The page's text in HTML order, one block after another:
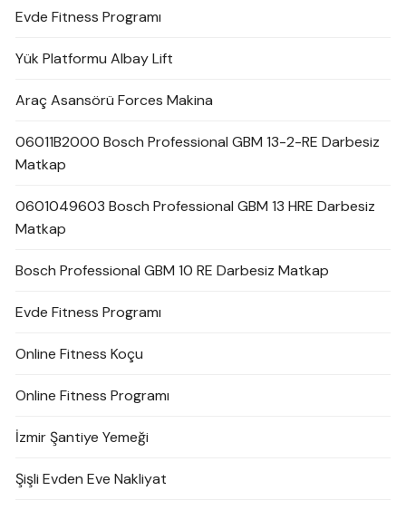
Evde Fitness Programı
Yük Platformu Albay Lift
Araç Asansörü Forces Makina
06011B2000 Bosch Professional GBM 13-2-RE Darbesiz
Matkap
0601049603 Bosch Professional GBM 13 HRE Darbesiz
Matkap
Bosch Professional GBM 10 RE Darbesiz Matkap
Evde Fitness Programı
Online Fitness Koçu
Online Fitness Programı
İzmir Şantiye Yemeği
Şişli Evden Eve Nakliyat